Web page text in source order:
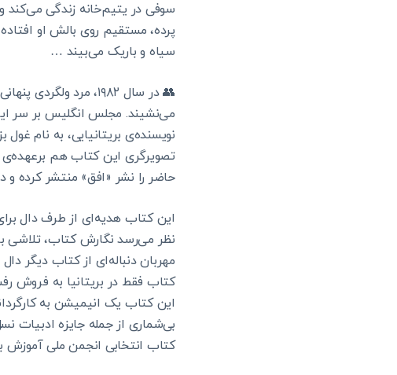
سوفی در یتیم‌خانه زندگی می‌کند
پرده، مستقیم روی بالش او
سیاه و باریک می‌بیند …
👥 در سال ۱۹۸۲، مرد
می‌نشیند. مجلس انگلیس بر سر
نویسنده‌ی بریتانیایی، به نام
تصویرگری این کتاب هم
حاضر را نشر «افق» منتشر کرده و
این کتاب هدیه‌ای از طرف دال
نظر می‌رسد نگارش کتاب، تلاشی
کتاب فقط در بریتانیا به فروش
کتاب انتخابی انجمن ملی آموزش